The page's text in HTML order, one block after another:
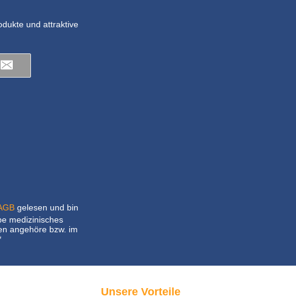
und attraktive
gelesen und bin
medizinisches
angehöre bzw. im
Unsere Vorteile